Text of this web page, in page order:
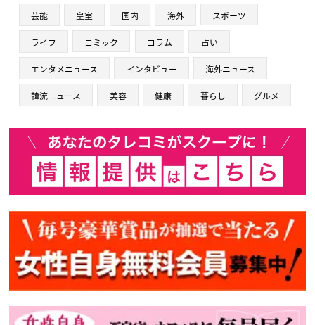
芸能 皇室 国内 海外 スポーツ
ライフ コミック コラム 占い
エンタメニュース インタビュー 海外ニュース
韓流ニュース 美容 健康 暮らし グルメ